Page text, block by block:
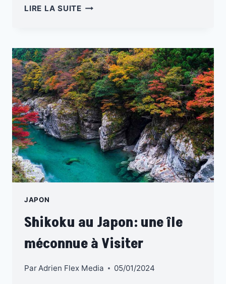
LIRE LA SUITEREQUINS
:
GUIDE
DE
SÉCURITÉ
POUR
LA
BAIGNADE
ET
LE
SURF
JAPON
Shikoku au Japon: une île
méconnue à Visiter
ParAdrien Flex Media 05/01/2024